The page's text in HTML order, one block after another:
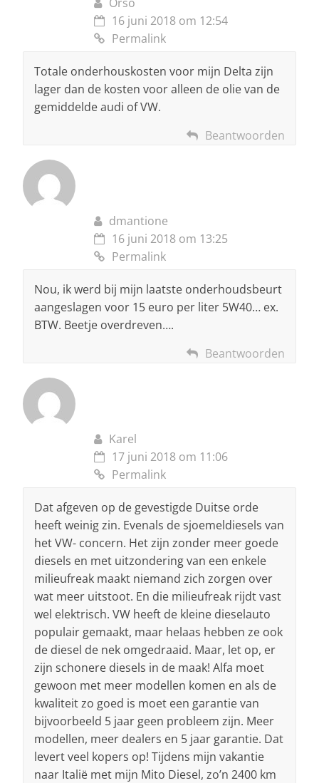
16 juni 2018 om 12:54
Permalink
Totale onderhouskosten voor mijn Delta zijn
lager dan de kosten voor alleen de olie van de
gemiddelde audi of VW.
Beantwoorden
dmantione
16 juni 2018 om 13:25
Permalink
Nou, ik werd bij mijn laatste onderhoudsbeurt
aangeslagen voor 15 euro per liter 5W40… ex.
BTW. Beetje overdreven….
Beantwoorden
Karel
17 juni 2018 om 11:06
Permalink
Dat afgeven op de gevestigde Duitse orde
heeft weinig zin. Evenals de sjoemeldiesels van
het VW- concern. Het zijn zonder meer goede
diesels en met uitzondering van een enkele
milieufreak maakt niemand zich zorgen over
wat meer uitstoot. En die milieufreak rijdt vast
wel elektrisch. VW heeft de kleine dieselauto
populair gemaakt, maar helaas hebben ze ook
de diesel de nek omgedraaid. Maar, let op, er
zijn schonere diesels in de maak! Alfa moet
gewoon met meer modellen komen en als de
kwaliteit zo goed is moet een garantie van
bijvoorbeeld 5 jaar geen probleem zijn. Meer
modellen, meer dealers en 5 jaar garantie. Dat
levert veel kopers op! Tijdens mijn vakantie
naar Italië met mijn Mito Diesel, zo’n 2400 km